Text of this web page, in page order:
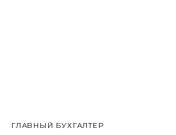
ГЛАВНЫЙ БУХГАЛТЕР